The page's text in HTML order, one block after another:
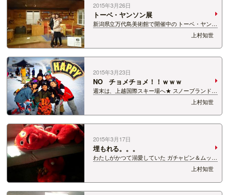
2015年3月26日
トーベ・ヤンソン展
新潟県立万代島美術館で開催中の トーベ・ヤンソ
ン展に行ってきました☆ 原画の可愛らしさと繊細
さ、 小さな紙に息づく何かを感じることができ
て、 とても素敵な時間を過ごすことができまし
た！ トーベが小さい幼少期に書いた絵など…
上村知世
2015年3月23日
NO チョメチョメ！！ｗｗｗ
週末は、上越国際スキー場へ★ スノーブランド
ESTIVOのキャンプに参加してきました＾−＾
2DAYSのイベントだったんですが・・・ 最
高！！！！！！！！！！！！ めちゃくちゃ楽しか
ったー！！！！！！！！！ 天候も雨予報…
上村知世
2015年3月17日
埋もれる。。。
わたしがかつて溺愛していた ガチャピン＆ムック
のムック。 くたくたシリーズが大好きでぬいぐる
みを集めました。 彼らに包まれて眠るのが理想だ
ったんですが、 身長156センチの成人女性を包む
には数がなかなか・・・ それを現在…
上村知世